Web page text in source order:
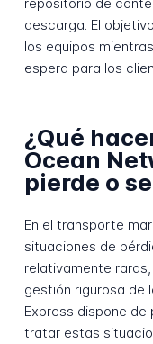
descarga. El
los equipos
espera para los
¿Qué
Ocean
pierde o
En el transporte
situaciones de
relativamente
gestión rigurosa de
Express dispone
tratar estas